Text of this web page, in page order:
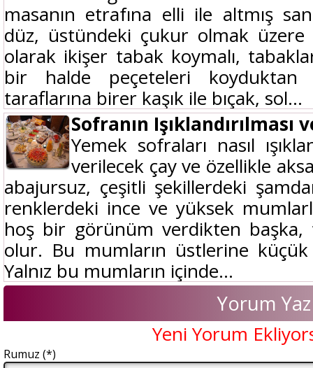
masanın etrafına elli ile altmış
düz, üstündeki çukur olmak
olarak ikişer tabak koymalı,
bir halde peçeteleri koyduktan
taraflarına birer kaşık ile bıçak, sol...
Sofranın Işıklandırılması
Yemek sofraları nasıl
verilecek çay ve özellikle
abajursuz, çeşitli şekillerdeki
renklerdeki ince ve yüksek
hoş bir görünüm verdikten başka,
olur. Bu mumların üstlerine
Yalnız bu mumların içinde...
Yorum Yaz
Yeni Yorum
Rumuz (*)